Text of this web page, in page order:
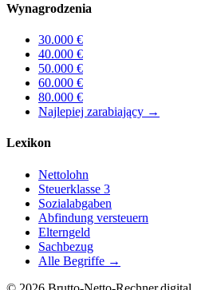
Wynagrodzenia
30.000 €
40.000 €
50.000 €
60.000 €
80.000 €
Najlepiej zarabiający →
Lexikon
Nettolohn
Steuerklasse 3
Sozialabgaben
Abfindung versteuern
Elterngeld
Sachbezug
Alle Begriffe →